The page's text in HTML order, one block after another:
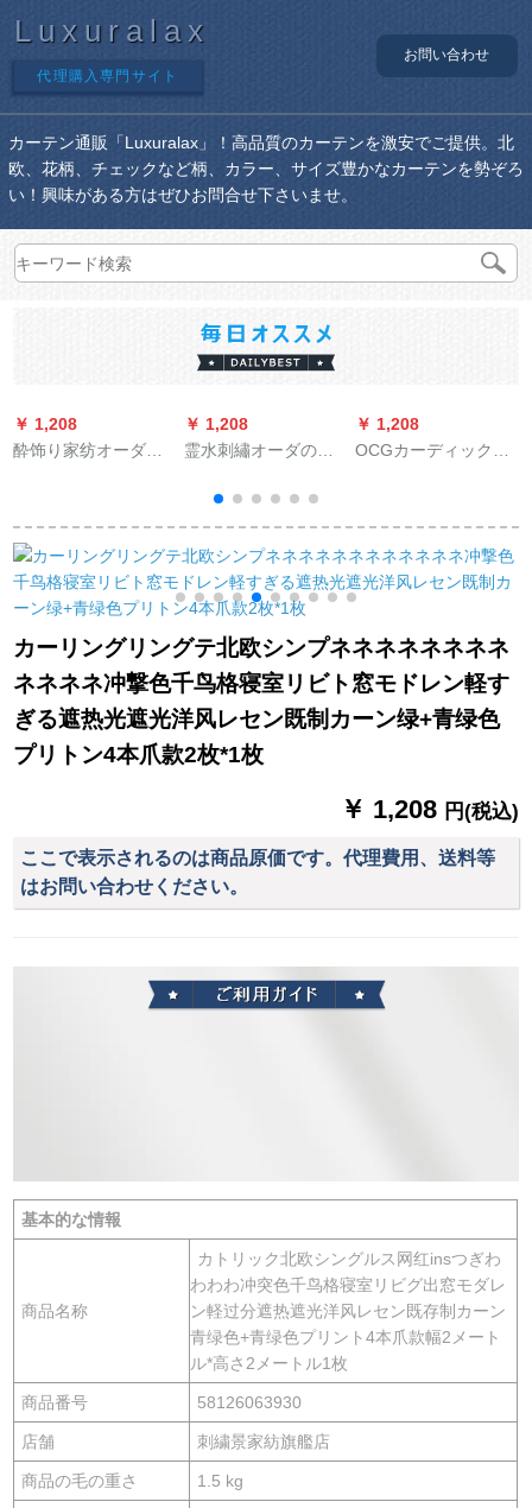
Luxuralax
代理購入専門サイト
お問い合わせ
カーテン通販「Luxuralax」！高品質のカーテンを激安でご提供。北
欧、花柄、チェックなど柄、カラー、サイズ豊かなカーテンを勢ぞろ
い！興味がある方はぜひお問合せ下さいませ。
￥ 1,208
酔饰り家纺オーダン
室ベロダ断热カータ
ーテーテ-ン厚い手布
家居リングビン桃の
花2枚*2.7高フルピニ
ング1枚
￥ 1,208
霊水刺繡オーダのカ
グリングリング既製
カーンのカーリング
リングリングリング
リングリングテック
ス北欧風天然素材の
質感が全体的に遮光
しています。
￥ 1,208
OCGカーディック完
よけ断热的な高精度
シリプロバック2.5 m
オーダダダン高さが
カーリングリングテ北欧シンプネネネネネネネネ
ネネネネ冲撃色千鸟格寝室リビト窓モドレン軽す
ぎる遮热光遮光洋风レセン既制カーン绿+青绿色
プリトン4本爪款2枚*1枚
￥ 1,208 円(税込)
ここで表示されるのは商品原価です。代理費用、送料等
はお問い合わせください。
基本的な情報
商品名称
カトリック北欧シングルス网红insつぎわ
わわわ冲突色千鸟格寝室リビグ出窓モダレ
ン軽过分遮热遮光洋风レセン既存制カーン
青绿色+青绿色プリント4本爪款幅2メート
ル*高さ2メートル1枚
商品番号 58126063930
店舗 刺繍景家紡旗艦店
商品の毛の重さ 1.5 kg